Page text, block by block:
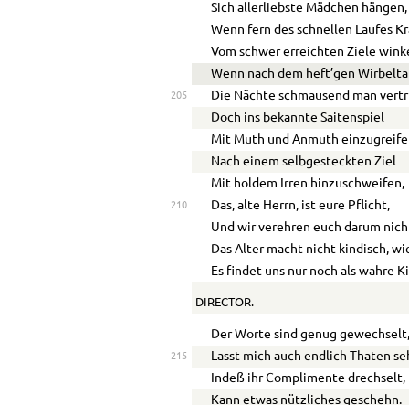
Sich allerliebste Mädchen hängen,
Wenn fern des schnellen Laufes
Vom schwer erreichten Ziele
Wenn nach dem heft’gen
205
Die Nächte schmausend man
Doch ins bekannte Saitenspiel
Mit Muth und Anmuth
Nach einem selbgesteckten Ziel
Mit holdem Irren hinzuschweifen,
210
Das, alte Herrn, ist eure Pflicht,
Und wir verehren euch darum
Das Alter macht nicht kindisch,
Es findet uns nur noch als wahre
DIRECTOR.
Der Worte sind genug
215
Lasst mich auch endlich Thaten
Indeß ihr Complimente drechselt,
Kann etwas nützliches geschehn.